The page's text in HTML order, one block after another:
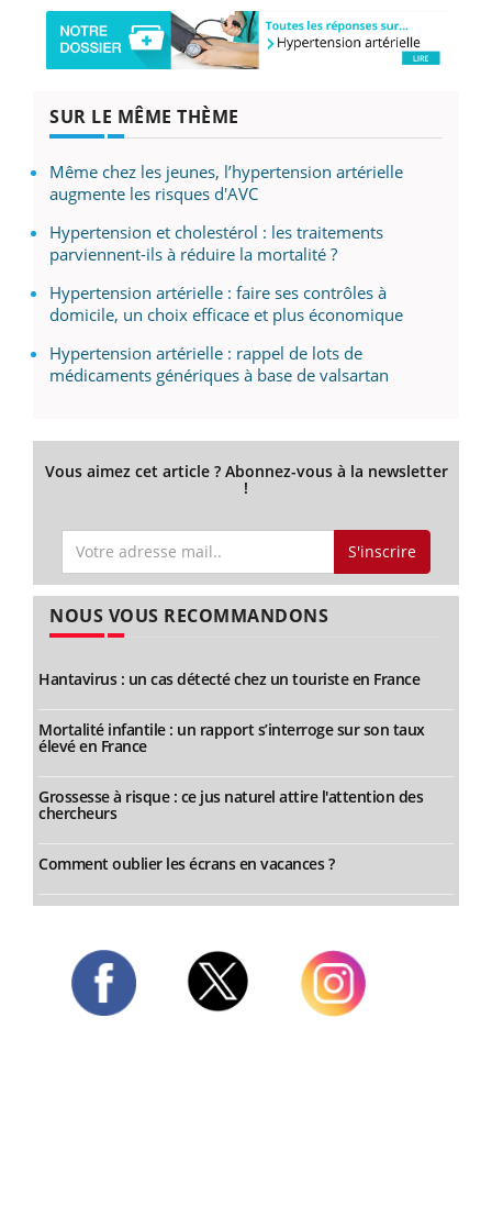
SUR LE MÊME THÈME
Même chez les jeunes, l’hypertension artérielle
augmente les risques d'AVC
Hypertension et cholestérol : les traitements
parviennent-ils à réduire la mortalité ?
Hypertension artérielle : faire ses contrôles à
domicile, un choix efficace et plus économique
Hypertension artérielle : rappel de lots de
médicaments génériques à base de valsartan
Vous aimez cet article ? Abonnez-vous à la newsletter
!
S'inscrire
NOUS VOUS RECOMMANDONS
Hantavirus : un cas détecté chez un touriste en France
Mortalité infantile : un rapport s’interroge sur son taux
élevé en France
Grossesse à risque : ce jus naturel attire l'attention des
chercheurs
Comment oublier les écrans en vacances ?